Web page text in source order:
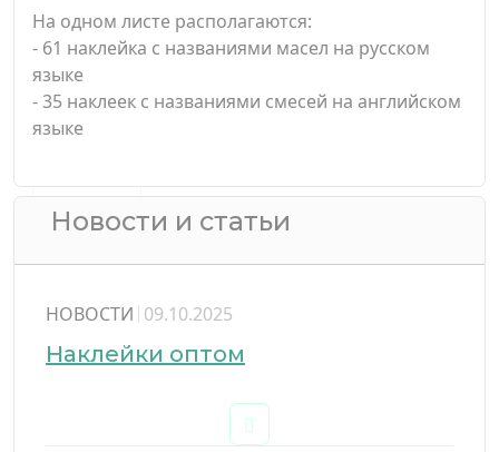
На одном листе располагаются:
- 61 наклейка с названиями масел на русском
языке
- 35 наклеек с названиями смесей на английском
языке
Новости и статьи
НОВОСТИ 09.10.2025
Наклейки оптом